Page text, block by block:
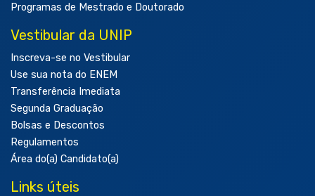
Programas de Mestrado e Doutorado
Vestibular da UNIP
Inscreva-se no Vestibular
Use sua nota do ENEM
Transferência Imediata
Segunda Graduação
Bolsas e Descontos
Regulamentos
Área do(a) Candidato(a)
Links úteis